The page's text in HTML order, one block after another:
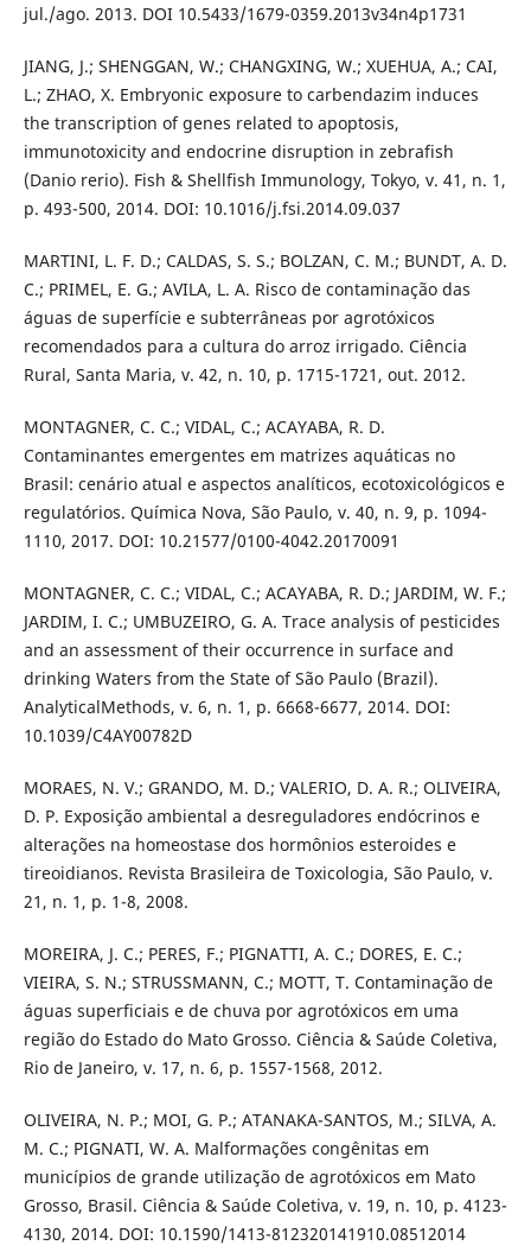
jul./ago. 2013. DOI 10.5433/1679-0359.2013v34n4p1731
JIANG, J.; SHENGGAN, W.; CHANGXING, W.; XUEHUA, A.; CAI,
L.; ZHAO, X. Embryonic exposure to carbendazim induces
the transcription of genes related to apoptosis,
immunotoxicity and endocrine disruption in zebrafish
(Danio rerio). Fish & Shellfish Immunology, Tokyo, v. 41, n. 1,
p. 493-500, 2014. DOI: 10.1016/j.fsi.2014.09.037
MARTINI, L. F. D.; CALDAS, S. S.; BOLZAN, C. M.; BUNDT, A. D.
C.; PRIMEL, E. G.; AVILA, L. A. Risco de contaminação das
águas de superfície e subterrâneas por agrotóxicos
recomendados para a cultura do arroz irrigado. Ciência
Rural, Santa Maria, v. 42, n. 10, p. 1715-1721, out. 2012.
MONTAGNER, C. C.; VIDAL, C.; ACAYABA, R. D.
Contaminantes emergentes em matrizes aquáticas no
Brasil: cenário atual e aspectos analíticos, ecotoxicológicos e
regulatórios. Química Nova, São Paulo, v. 40, n. 9, p. 1094-
1110, 2017. DOI: 10.21577/0100-4042.20170091
MONTAGNER, C. C.; VIDAL, C.; ACAYABA, R. D.; JARDIM, W. F.;
JARDIM, I. C.; UMBUZEIRO, G. A. Trace analysis of pesticides
and an assessment of their occurrence in surface and
drinking Waters from the State of São Paulo (Brazil).
AnalyticalMethods, v. 6, n. 1, p. 6668-6677, 2014. DOI:
10.1039/C4AY00782D
MORAES, N. V.; GRANDO, M. D.; VALERIO, D. A. R.; OLIVEIRA,
D. P. Exposição ambiental a desreguladores endócrinos e
alterações na homeostase dos hormônios esteroides e
tireoidianos. Revista Brasileira de Toxicologia, São Paulo, v.
21, n. 1, p. 1-8, 2008.
MOREIRA, J. C.; PERES, F.; PIGNATTI, A. C.; DORES, E. C.;
VIEIRA, S. N.; STRUSSMANN, C.; MOTT, T. Contaminação de
águas superficiais e de chuva por agrotóxicos em uma
região do Estado do Mato Grosso. Ciência & Saúde Coletiva,
Rio de Janeiro, v. 17, n. 6, p. 1557-1568, 2012.
OLIVEIRA, N. P.; MOI, G. P.; ATANAKA-SANTOS, M.; SILVA, A.
M. C.; PIGNATI, W. A. Malformações congênitas em
municípios de grande utilização de agrotóxicos em Mato
Grosso, Brasil. Ciência & Saúde Coletiva, v. 19, n. 10, p. 4123-
4130, 2014. DOI: 10.1590/1413-812320141910.08512014